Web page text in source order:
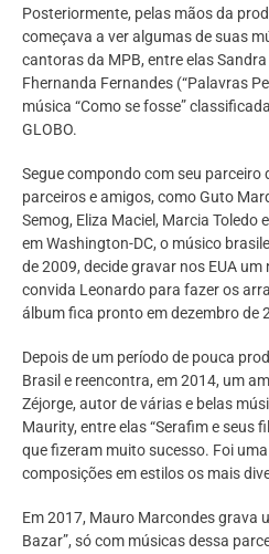
Posteriormente, pelas mãos da
começava a ver algumas de suas
cantoras da MPB, entre elas Sandra
Fhernanda Fernandes (“Palavras
música “Como se fosse”
GLOBO.
Segue compondo com seu parceiro
parceiros e amigos, como Guto
Semog, Eliza Maciel, Marcia Toledo
em Washington-DC, o músico
de 2009, decide gravar nos EUA um
convida Leonardo para fazer os
álbum fica pronto em dezembro de
Depois de um período de pouca
Brasil e reencontra, em 2014, um
Zéjorge, autor de várias e belas
Maurity, entre elas “Serafim e seus
que fizeram muito sucesso. Foi
composições em estilos os mais
Em 2017, Mauro Marcondes grava
Bazar”, só com músicas dessa